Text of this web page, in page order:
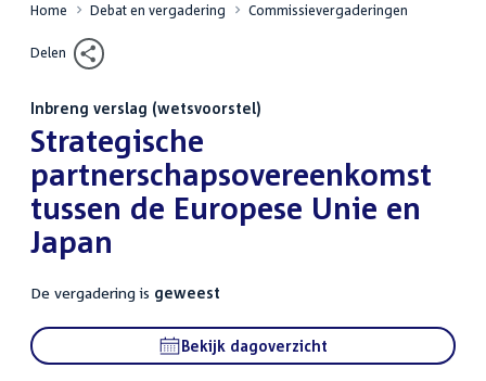
Home Debat en vergadering Commissievergaderingen
Delen
Inbreng verslag (wetsvoorstel)
:Strategische
partnerschapsovereenkomst
tussen de Europese Unie en
Japan
De vergadering is geweest
Bekijk dagoverzicht